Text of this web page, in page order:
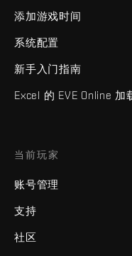
添加游戏时间
系统配置
新手入门指南
Excel 的 EVE Online 加
当前玩家
账号管理
支持
社区